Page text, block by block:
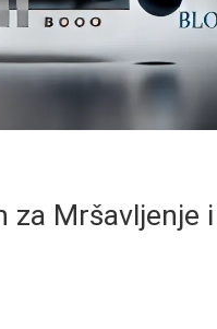
za Mršavljenje